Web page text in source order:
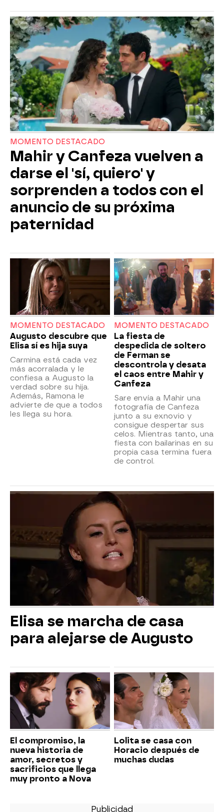
MOMENTO DESTACADO
Mahir y Canfeza vuelven a
darse el 'sí, quiero' y
sorprenden a todos con el
anuncio de su próxima
paternidad
MOMENTO DESTACADO
Augusto descubre que
Elisa sí es hija suya
Carmina está cada vez
más acorralada y le
confiesa a Augusto la
verdad sobre su hija.
Además, Ramona le
advierte de que a todos
les llega su hora.
MOMENTO DESTACADO
La fiesta de
despedida de soltero
de Ferman se
descontrola y desata
el caos entre Mahir y
Canfeza
Sare envía a Mahir una
fotografía de Canfeza
junto a su exnovio y
consigue despertar sus
celos. Mientras tanto, una
fiesta con bailarinas en su
propia casa termina fuera
de control.
Elisa se marcha de casa
para alejarse de Augusto
El compromiso, la
nueva historia de
amor, secretos y
sacrificios que llega
muy pronto a Nova
Lolita se casa con
Horacio después de
muchas dudas